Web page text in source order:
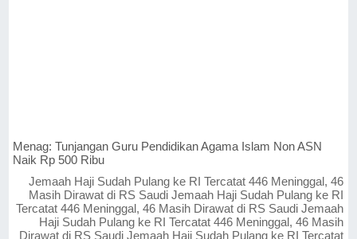
Menag: Tunjangan Guru Pendidikan Agama Islam Non ASN
Naik Rp 500 Ribu
Jemaah Haji Sudah Pulang ke RI Tercatat 446 Meninggal, 46
Masih Dirawat di RS Saudi Jemaah Haji Sudah Pulang ke RI
Tercatat 446 Meninggal, 46 Masih Dirawat di RS Saudi Jemaah
Haji Sudah Pulang ke RI Tercatat 446 Meninggal, 46 Masih
Dirawat di RS Saudi Jemaah Haji Sudah Pulang ke RI Tercatat